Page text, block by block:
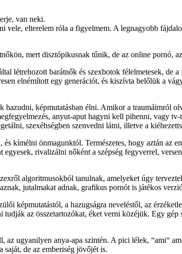
van neki.
vele, elterelem róla a figyelmem. A legnagyobb
mert disztópikusnak tűnik, de az online pornó,
létrehozott barátnők és szexbotok félelmetesek, de
elnémított egy generációt, és kiszívta belőlük a
képmutatásban élni. Amikor a traumáimról
anyut-aput hagyni kell pihenni, vagy
szexéhségben szenvedni látni, illetve a
kímélni önmagunktól. Természetes, hogy aztán az
rivalizálni nőként a szépség fegyverrel,
algoritmusokból tanulnak, amelyeket úgy
jutalmakat adnak, grafikus pornót is játékos
képmutatástól, a hazugságra neveléstől, az
az összetartozókat, éket verni közéjük. Egy
ugyanilyen anya-apa szintén. A pici lélek, “ami“
saját, de az emberiség jövőjét is.